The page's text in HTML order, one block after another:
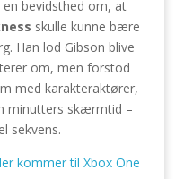
bevidsthed om, at
skulle kunne bære
Han lod Gibson blive
om, men forstod
med karakteraktører,
minutters skærmtid –
sekvens.
kommer til Xbox One